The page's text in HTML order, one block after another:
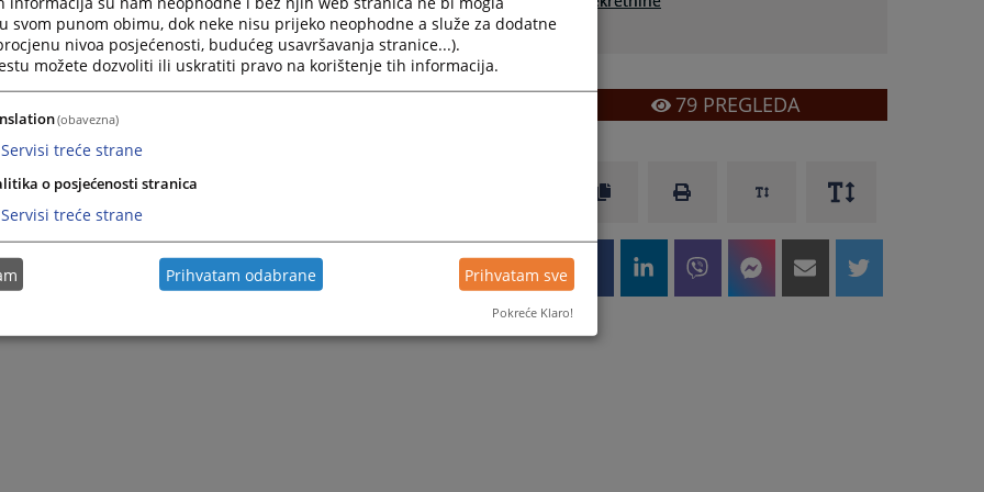
neposredne pogodbe za kupoprodajnu cijenu u iznosu od 15.000 KM,
rješenja uknjižiti će se sa pravom vlasništva u korist Čabaravdić Nermine kći
izvršiti Zemljišno-knjižni ured Općinskog suda u Visokom.
kupcu Čabaravdić Nermini kći M....Visoko.
79PREGLEDA
svom punom obimu, dok neke nisu prijeko neophodne a služe za dodatne
nivoa posjećenosti, budućeg usavršavanja stranice...).
možete dozvoliti ili uskratiti pravo na korištenje tih informacija.
(obavezna)
Servisi treće strane
o posjećenosti stranica
Servisi treće strane
Prihvatam odabrane Prihvatam sve
Pokreće Klaro!